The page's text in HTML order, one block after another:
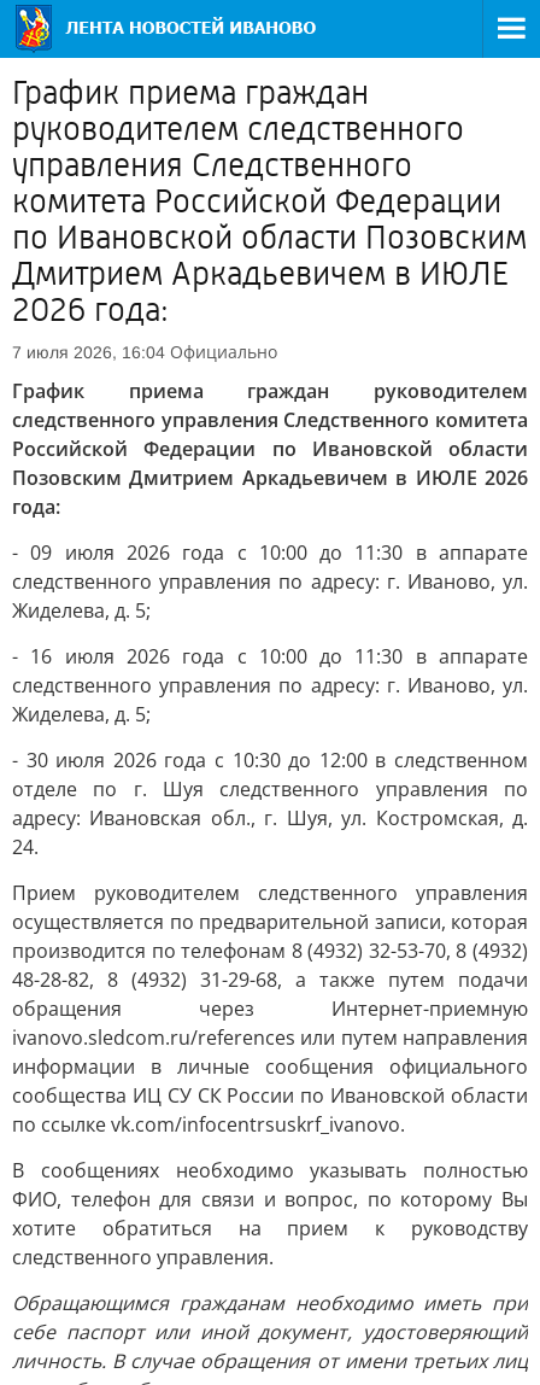
График приема граждан
руководителем следственного
управления Следственного
комитета Российской Федерации
по Ивановской области Позовским
Дмитрием Аркадьевичем в ИЮЛЕ
2026 года:
7 июля 2026, 16:04 Официально
График приема граждан руководителем
следственного управления Следственного комитета
Российской Федерации по Ивановской области
Позовским Дмитрием Аркадьевичем в ИЮЛЕ 2026
года:
- 09 июля 2026 года с 10:00 до 11:30 в аппарате
следственного управления по адресу: г. Иваново, ул.
Жиделева, д. 5;
- 16 июля 2026 года с 10:00 до 11:30 в аппарате
следственного управления по адресу: г. Иваново, ул.
Жиделева, д. 5;
- 30 июля 2026 года с 10:30 до 12:00 в следственном
отделе по г. Шуя следственного управления по
адресу: Ивановская обл., г. Шуя, ул. Костромская, д.
24.
Прием руководителем следственного управления
осуществляется по предварительной записи, которая
производится по телефонам 8 (4932) 32-53-70, 8 (4932)
48-28-82, 8 (4932) 31-29-68, а также путем подачи
обращения через Интернет-приемную
ivanovo.sledcom.ru/references или путем направления
информации в личные сообщения официального
сообщества ИЦ СУ СК России по Ивановской области
по ссылке vk.com/infocentrsuskrf_ivanovo.
В сообщениях необходимо указывать полностью
ФИО, телефон для связи и вопрос, по которому Вы
хотите обратиться на прием к руководству
следственного управления.
Обращающимся гражданам необходимо иметь при
себе паспорт или иной документ, удостоверяющий
личность. В случае обращения от имени третьих лиц